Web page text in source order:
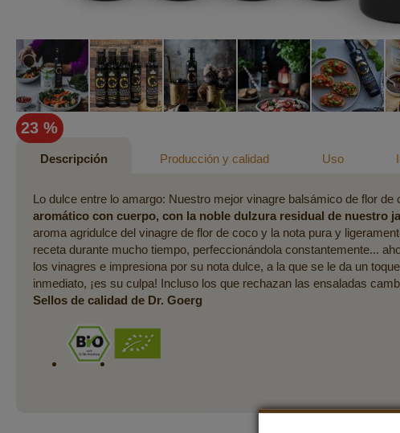
Saltar
al
comienzo
galería
imágenes
23 %
Descripción
Lo dulce entre lo amargo: Nuestro mejor vinagre balsámico de flor
aromático con cuerpo, con la noble dulzura residual de nuestro
aroma agridulce del vinagre de flor de coco y la nota pura y
receta durante mucho tiempo, perfeccionándola constantemente...
los vinagres e impresiona por su nota dulce, a la que se le da un
inmediato, ¡es su culpa! Incluso los que rechazan las ensaladas
Sellos de calidad de Dr. Goerg
Producción y calidad Uso